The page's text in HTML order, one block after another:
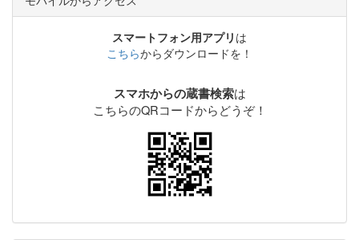
スマートフォン用アプリ は
こちらからダウンロードを！
スマホからの蔵書検索は
こちらのQRコードからどうぞ！